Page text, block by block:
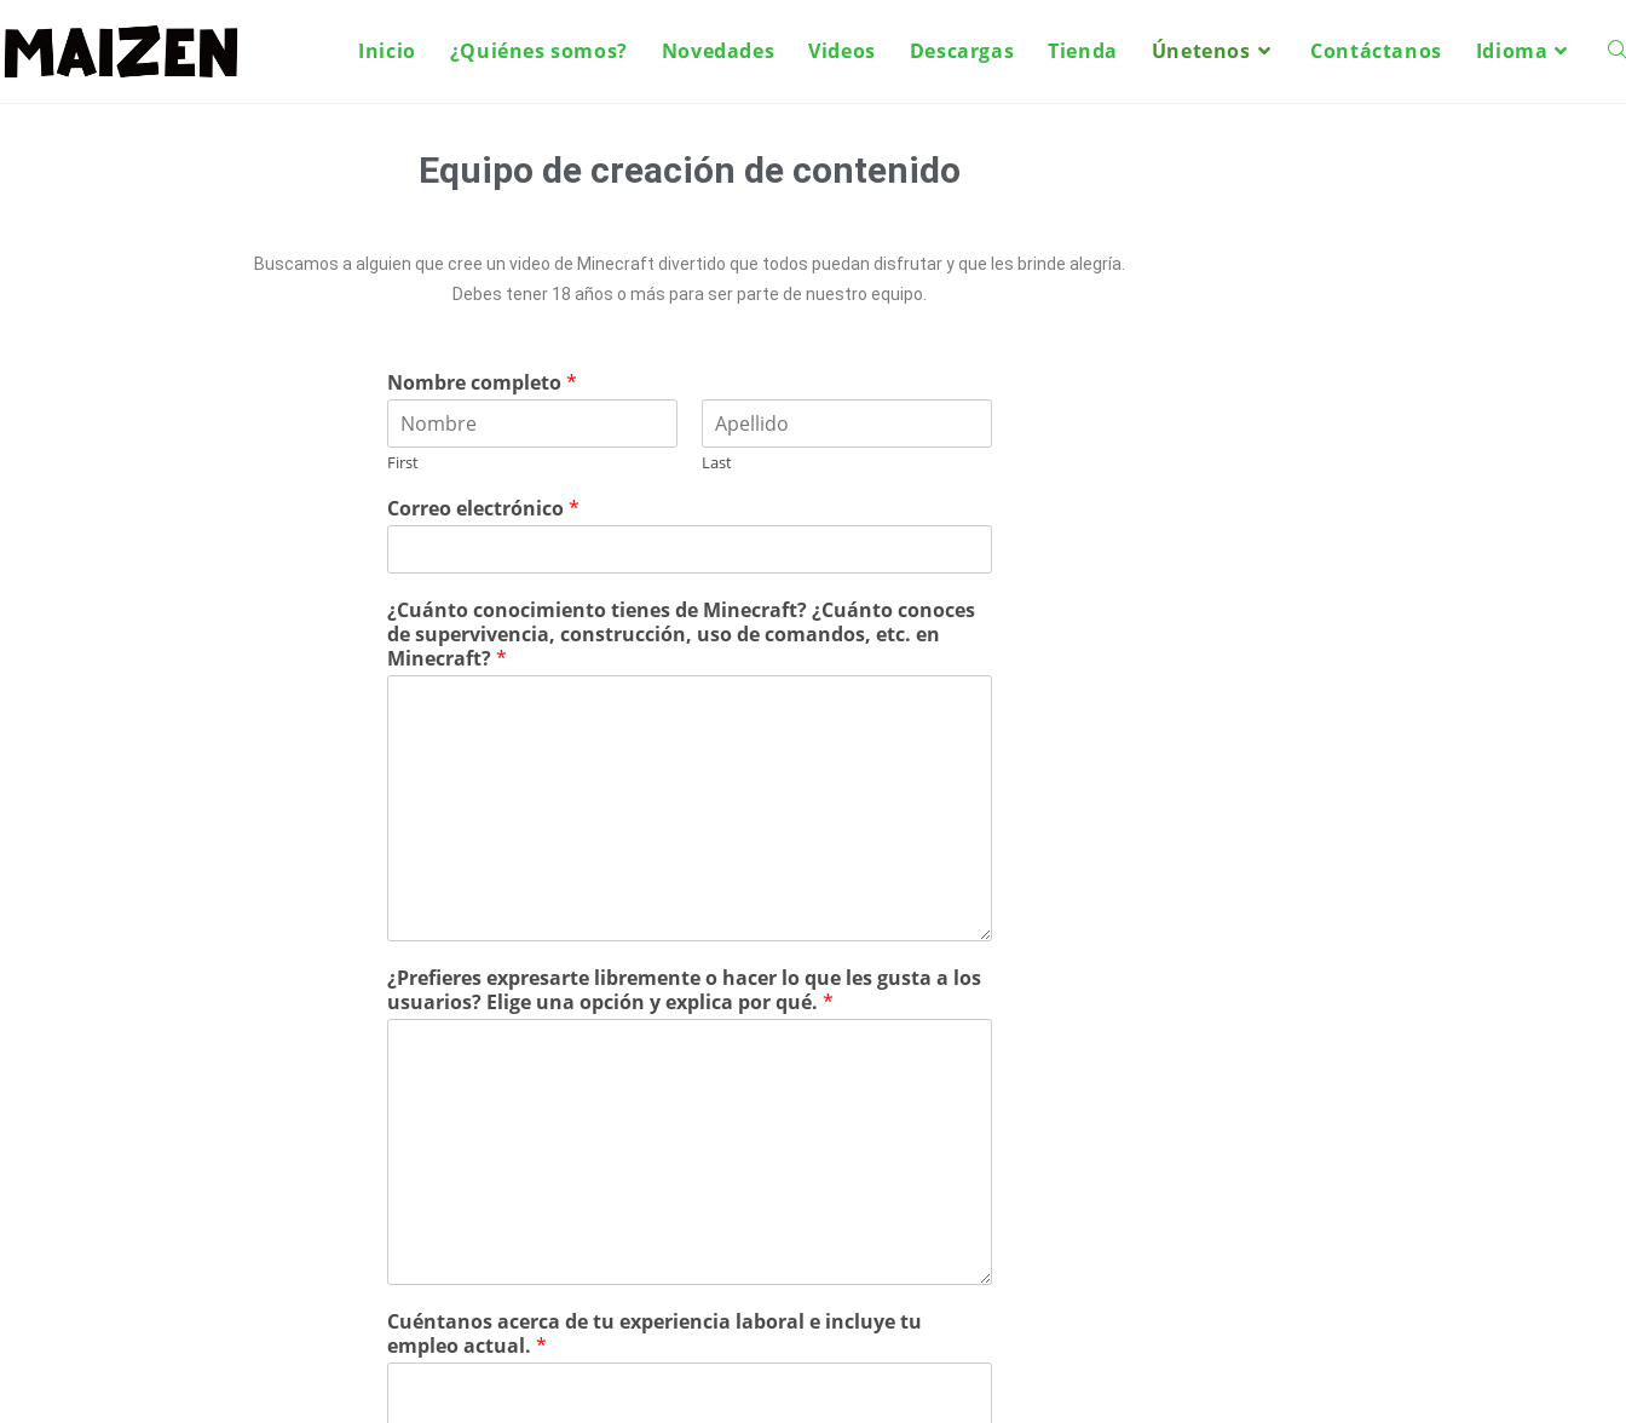
Inicio ¿Quiénes somos? Novedades Videos Descargas Tienda Únetenos Contáctanos Idioma
Equipo de creación de contenido
Buscamos a alguien que cree un video de Minecraft divertido que todos puedan disfrutar y que les brinde alegría.
Debes tener 18 años o más para ser parte de nuestro equipo.
Nombre completo*
First Last
Correo electrónico*
¿Cuánto conocimiento tienes de Minecraft? ¿Cuánto conoces
de supervivencia, construcción, uso de comandos, etc. en
Minecraft?*
¿Prefieres expresarte libremente o hacer lo que les gusta a los
usuarios? Elige una opción y explica por qué. *
Cuéntanos acerca de tu experiencia laboral e incluye tu
empleo actual. *